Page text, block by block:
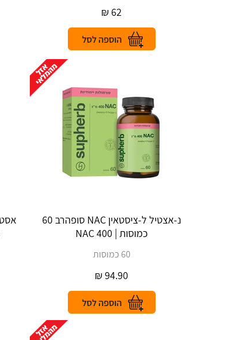
62
₪
נ-אצטיל ל-ציסטאין NAC סופהרב 60
כמוסות | NAC 400
60 כמוסות
94.90
₪